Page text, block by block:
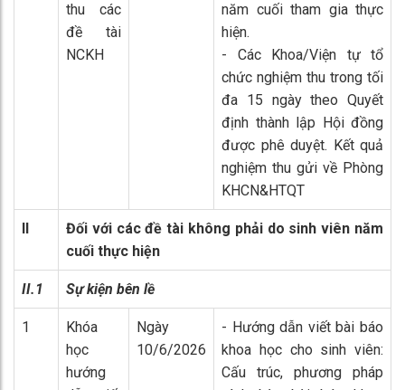
thu các
đề tài
NCKH
năm cuối tham gia thực
hiện.
- Các Khoa/Viện tự tổ
chức nghiệm thu trong tối
đa 15 ngày theo Quyết
định thành lập Hội đồng
được phê duyệt. Kết quả
nghiệm thu gửi về Phòng
KHCN&HTQT
Đối với các đề tài không phải do sinh viên năm
cuối thực hiện
II.1 Sự kiện bên lề
1
Khóa
học
hướng
Ngày
10/6/2026
- Hướng dẫn viết bài báo
khoa học cho sinh viên:
Cấu trúc, phương pháp